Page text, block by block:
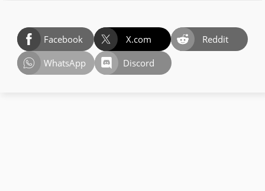
Facebook X.com
Reddit
WhatsApp
Discord